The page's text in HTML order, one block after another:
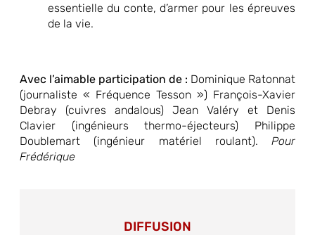
essentielle du conte, d’armer pour les épreuves
de la vie.
Avec l’aimable participation de : Dominique Ratonnat
(journaliste « Fréquence Tesson ») François-Xavier
Debray (cuivres andalous) Jean Valéry et Denis
Clavier (ingénieurs thermo-éjecteurs) Philippe
Doublemart (ingénieur matériel roulant). Pour
Frédérique
DIFFUSION